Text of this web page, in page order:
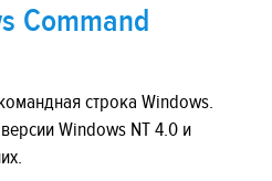
Command
строка Windows.
Windows NT 4.0 и